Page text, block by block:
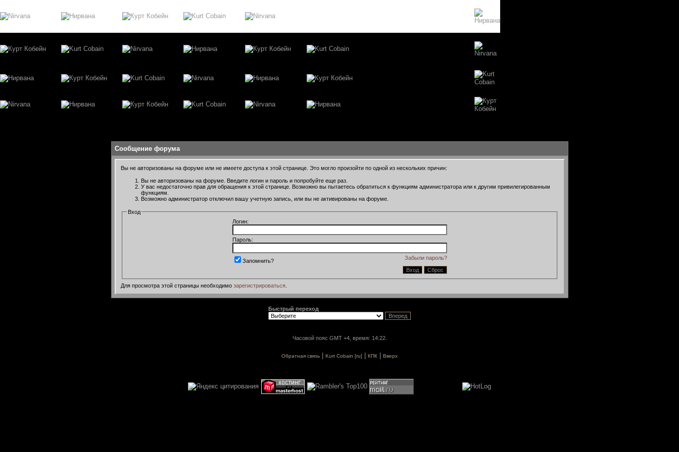
Сообщение форума
Вы не авторизованы на форуме или не имеете доступа к этой странице. Это могло произойти по одной из нескольких причин:
Вы не авторизованы на форуме. Введите логин и пароль и попробуйте еще раз.
У вас недостаточно прав для обращения к этой странице. Возможно вы пытаетесь обратиться к функциям администратора или к другим привилегированным
функциям.
Возможно администратор отключил вашу учетную запись, или вы не активированы на форуме.
Вход
Логин:
Пароль:
Забыли пароль?
Запомнить?
Для просмотра этой страницы необходимо зарегистрироваться.
Быстрый переход
Часовой пояс GMT +4, время: 14:22.
Обратная связь Kurt Cobain [ru] КПК Вверх